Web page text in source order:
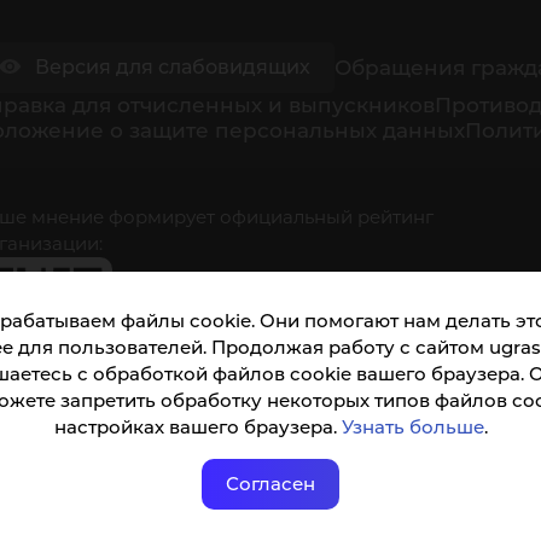
файлы cookie. Они помогают нам делать
для пользователей. Продолжая работу с сайтом
с обработкой файлов cookie вашего браузера.
запретить обработку некоторых типов файлов
настройках вашего браузера. Узнать больше.
Согласен
мнение формирует официальный рейтинг
доступна по QR-коду, а так же по прямой